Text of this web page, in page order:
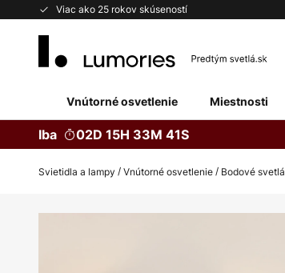
Viac ako 25 rokov skúseností
Skip
Vnútorné osvetlenie Miestnosti
Iba 02D 15H 33M 40S
Svietidla a lampy Vnútorné osvetlenie Bodové svetlá